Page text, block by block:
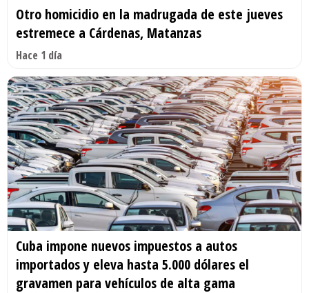
Otro homicidio en la madrugada de este jueves
estremece a Cárdenas, Matanzas
Hace 1 día
Cuba impone nuevos impuestos a autos
importados y eleva hasta 5.000 dólares el
gravamen para vehículos de alta gama